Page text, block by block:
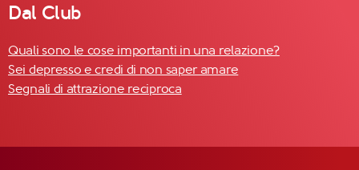
Dal Club
Quali sono le cose importanti in una relazione?
Sei depresso e credi di non saper amare
Segnali di attrazione reciproca